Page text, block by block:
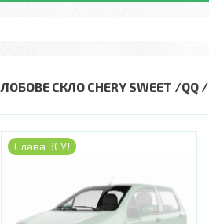
ЛОБОВЕ СКЛО CHERY SWEET /QQ
Слава ЗСУ!